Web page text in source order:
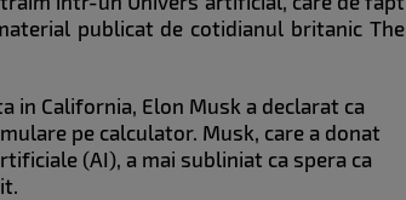
publicat de cotidianul britanic The
California, Elon Musk a declarat ca
pe calculator. Musk, care a donat
(AI), a mai subliniat ca spera ca